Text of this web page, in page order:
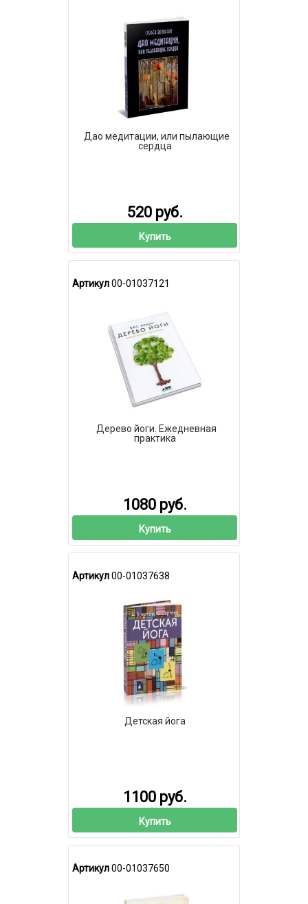
Дао медитации, или пылающие
сердца
520 руб.
Купить
Артикул00-01037121
Дерево йоги. Ежедневная
практика
1080 руб.
Купить
Артикул00-01037638
Детская йога
1100 руб.
Купить
Артикул00-01037650